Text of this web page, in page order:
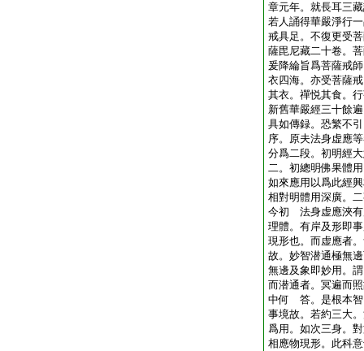
章元年。就長耳三
若人誦得華嚴淨行
戒具足。不復更受
薩毘尼藏二十卷。
爰降綸旨爲菩薩戒
衣四海。亦受菩薩
其衣。禪悦其食。
新舊華嚴經三十餘
具如傳録。恐繁不引
序。原夫法身虚應
分爲二段。初明經
二。初總明佛果體
如來應用以爲此經
相對明體用深廣。
今初 法身虚應浹有
理體。有岸及形即
現形也。而虚應者
故。妙智潜通極無
無邊及象即妙用。
而潜通者。冥遍而
中何 答。是根本智
事境故。若約三大
爲用。如次三身。
相應物現形。此科